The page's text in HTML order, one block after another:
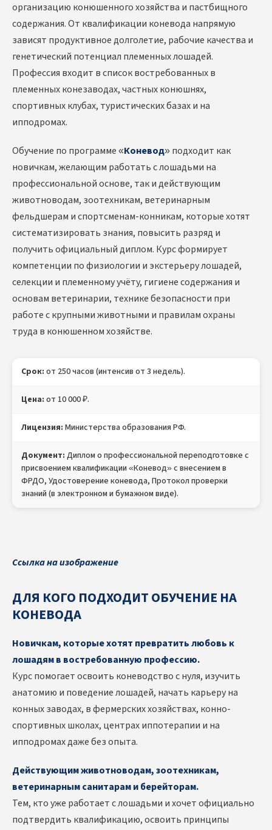
организацию конюшенного хозяйства и пастбищного
содержания. От квалификации коневода напрямую
зависят продуктивное долголетие, рабочие качества и
генетический потенциал племенных лошадей.
Профессия входит в список востребованных в
племенных конезаводах, частных конюшнях,
спортивных клубах, туристических базах и на
ипподромах.
Обучение по программе «Коневод» подходит как
новичкам, желающим работать с лошадьми на
профессиональной основе, так и действующим
животноводам, зоотехникам, ветеринарным
фельдшерам и спортсменам-конникам, которые хотят
систематизировать знания, повысить разряд и
получить официальный диплом. Курс формирует
компетенции по физиологии и экстерьеру лошадей,
селекции и племенному учёту, гигиене содержания и
основам ветеринарии, технике безопасности при
работе с крупными животными и правилам охраны
труда в конюшенном хозяйстве.
Срок: от 250 часов (интенсив от 3 недель).
Цена: от 10 000 ₽.
Лицензия: Министерства образования РФ.
Документ: Диплом о профессиональной переподготовке с
присвоением квалификации «Коневод» с внесением в
ФРДО, Удостоверение коневода, Протокол проверки
знаний (в электронном и бумажном виде).
Ссылка на изображение
ДЛЯ КОГО ПОДХОДИТ ОБУЧЕНИЕ НА
КОНЕВОДА
Новичкам, которые хотят превратить любовь к
лошадям в востребованную профессию.
Курс помогает освоить коневодство с нуля, изучить
анатомию и поведение лошадей, начать карьеру на
конных заводах, в фермерских хозяйствах, конно-
спортивных школах, центрах иппотерапии и на
ипподромах даже без опыта.
Действующим животноводам, зоотехникам,
ветеринарным санитарам и берейторам.
Тем, кто уже работает с лошадьми и хочет официально
подтвердить квалификацию, освоить принципы